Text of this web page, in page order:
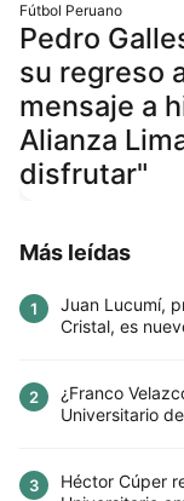
Fútbol Peruano
Pedro
su regreso
mensaje a
Alianza
disfrutar"
Más leídas
1
Juan Lucumí,
Cristal, es
2
¿Franco
Universitario
3
Héctor Cúper